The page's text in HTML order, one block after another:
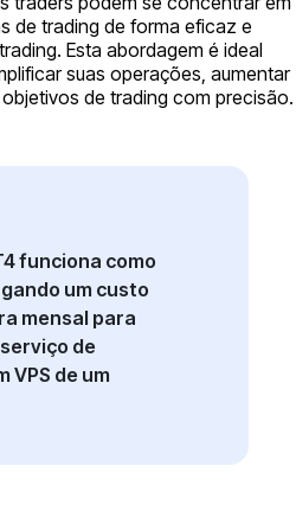
de trading de forma eficaz e
Esta abordagem é ideal
suas operações, aumentar
de trading com precisão.
funciona como
um custo
mensal para
de
VPS de um